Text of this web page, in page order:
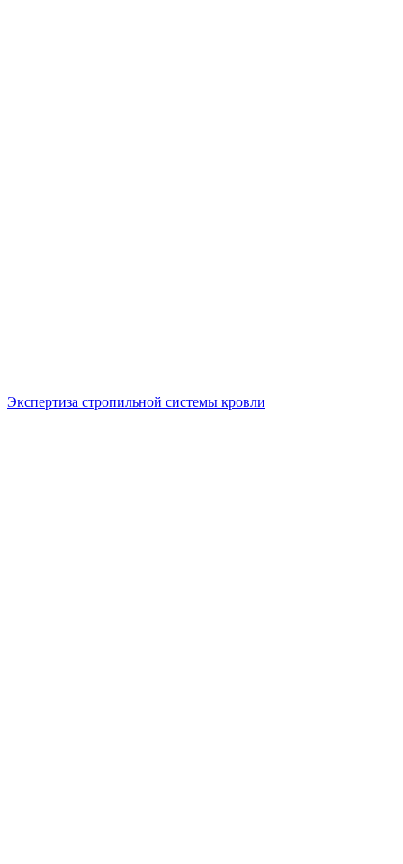
Экспертиза стропильной системы кровли